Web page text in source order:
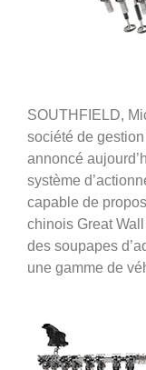
SOUTHFIELD,
société de
annoncé
système
capable de
chinois Great
des soupapes
une gamme de